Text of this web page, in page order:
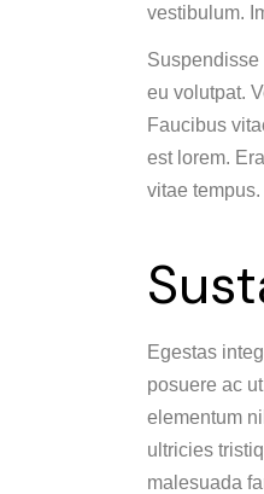
vestibulum.
eu volutpat.
Faucibus
est lorem.
vitae
Egestas
posuere ac
elementum
ultricies
malesuada